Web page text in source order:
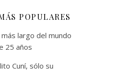
POPULARES
más largo del mundo
25 años
Cuní, sólo su